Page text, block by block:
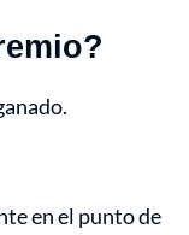
en el punto de